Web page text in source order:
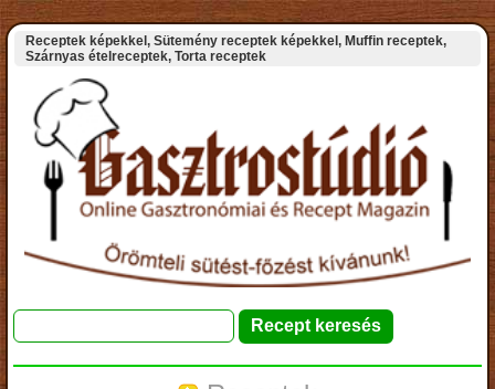
Receptek képekkel, Sütemény receptek képekkel, Muffin receptek,
Szárnyas ételreceptek, Torta receptek